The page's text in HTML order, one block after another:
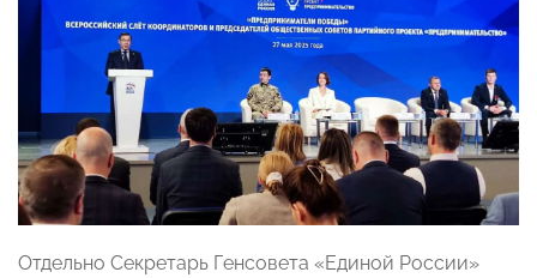
Отдельно Секретарь Генсовета «Единой России»